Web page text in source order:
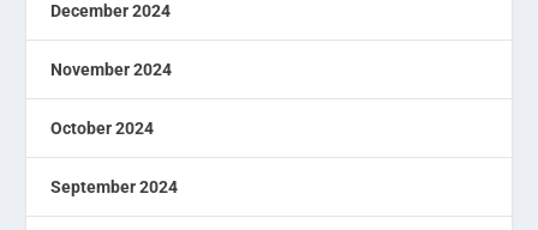
December 2024
November 2024
October 2024
September 2024